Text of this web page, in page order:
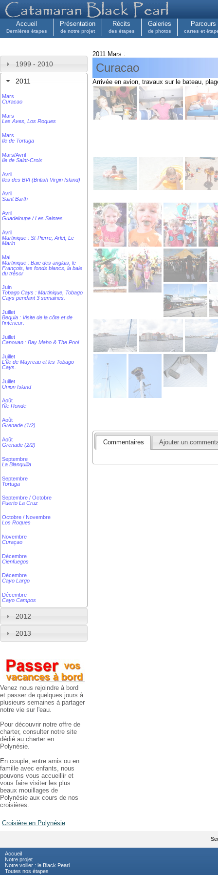
Accueil
Dernières étapes
Présentation
de notre projet
Récits
des étapes
Galeries
de photos
Parcours
cartes et
1999 - 2010
2011
Mars
Curacao
Mars
Las Aves, Los Roques
Mars
Ile de Tortuga
Mars/Avril
Ile de Saint-Croix
Avril
Iles des BVI (British Virgin Island)
Avril
Saint Barth
Avril
Guadeloupe / Les Saintes
Avril
Martinique : St-Pierre, Arlet, Le
Marin
Mai
Martinique : Baie des anglais, le
François, les fonds blancs, la baie
du trésor
Juin
Tobago Cays : Martinique, Tobago
Cays pendant 3 semaines.
Juillet
Bequia : Visite de la côte et de
l'intérieur.
Juillet
Canouan : Bay Maho & The Pool
Juillet
L'île de Mayreau et les Tobago
Cays.
Juillet
Union Island
Août
l'île Ronde
Août
Grenade (1/2)
Août
Grenade (2/2)
Septembre
La Blanquilla
Septembre
Tortuga
Septembre / Octobre
Puerto La Cruz
Octobre / Novembre
Los Roques
Novembre
Curaçao
Décembre
Cienfuegos
Décembre
Cayo Largo
Décembre
Cayo Campos
2012
2013
Venez nous rejoindre à bord
et passer de quelques jours à
plusieurs semaines à partager
notre vie sur l'eau.
Pour découvrir notre offre de
charter, consulter notre site
dédié au charter en
Polynésie.
En couple, entre amis ou en
famille avec enfants, nous
pouvons vous accueillir et
vous faire visiter les plus
beaux mouillages de
Polynésie aux cours de nos
croisières.
Croisière en Polynésie
2011 Mars :
Curacao
Arrivée en avion, travaux sur le bateau,
Commentaires Ajouter un
Accueil
Notre projet
Notre voilier : le Black Pearl
Toutes nos étapes